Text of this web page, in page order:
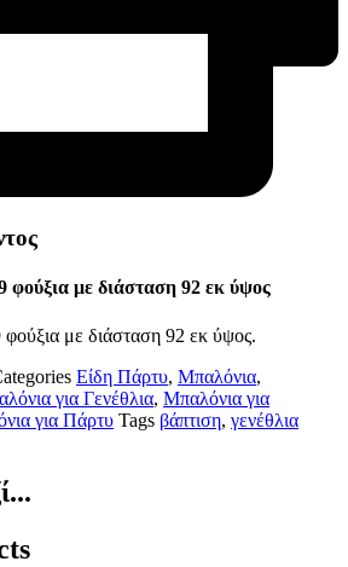
φούξια με διάσταση 92 εκ ύψος
με διάσταση 92 εκ ύψος.
Είδη Πάρτυ, Μπαλόνια,
για Γενέθλια, Μπαλόνια για
για Πάρτυ Tags βάπτιση, γενέθλια